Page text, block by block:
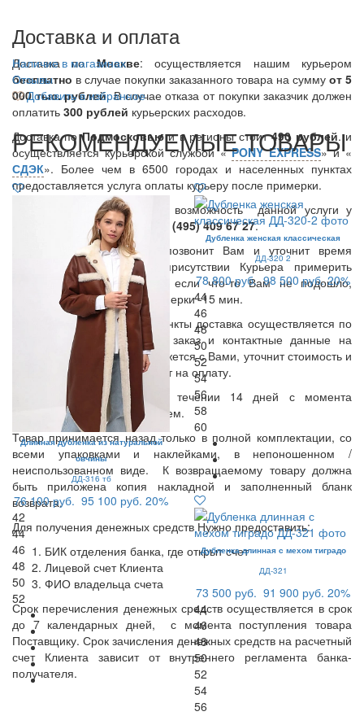
Доставка и оплата
Доставка поМоскве: осуществляется нашим курьером
бесплатно в случае покупки заказанного товара на сумму от 5
000 тыс. рублей. В случае отказа от покупки заказчик должен
оплатить 300 рублей курьерских расходов.
Доставка поПодмосковьюи в регионы стоит490 рублей. и
осуществляется курьерской службой «PONY EXPRESS» и «
СДЭК». Более чем в 6500 городах и населенных пунктах
предоставляется услуга оплаты курьеру после примерки.
Вы также можете уточнить возможность данной услуги у
нашего менеджера по тел.:
8 (495) 409 67 27.
В день доставки Курьер позвонит Вам и уточнит время
доставки. Вы можете в присутствии Курьера примерить
заказанные Вами вещи, и если что-то Вам не подошло,
вернуть курьеру. Время примерки -15 мин.
В остальные населенные пункты доставка осуществляется по
предоплате. Оставьте Ваш заказ и контактные данные на
нашем сайте, менеджер свяжется с Вами, уточнит стоимость и
сроки доставки и вышлет счет на оплату.
Возврат осуществляется в течении 14 дней с момента
получения товара покупателем.
Товар принимается назад только в полной комплектации, со
всеми упаковками и наклейками, в непоношенном /
неиспользованном виде. К возвращаемому товару должна
быть приложена копия накладной и заполненный бланк
возврата.
Для получения денежных средств Нужно предоставить:
БИК отделения банка, где открыт счет
Лицевой счет Клиента
ФИО владельца счета
Срок перечисления денежных средств осуществляется в срок
до 7 календарных дней, с момента поступления товара
Поставщику. Срок зачисления денежных средств на расчетный
счет Клиента зависит от внутреннего регламента банка-
получателя.
Наличие в магазинах
Отзывы
Добавить в избранное
РЕКОМЕНДУЕМЫЕ ТОВАРЫ
Длинная дубленка из натуральной
овчины
ДД-316 тб
76 100 руб. 95 100 руб. 20%
42
44
46
48
50
52
Дубленка женская классическая
ДД-320 2
78 800 руб. 98 500 руб. 20%
44
46
48
50
52
54
56
58
60
Дубленка длинная с мехом тиградо
ДД-321
73 500 руб. 91 900 руб. 20%
44
46
48
50
52
54
56